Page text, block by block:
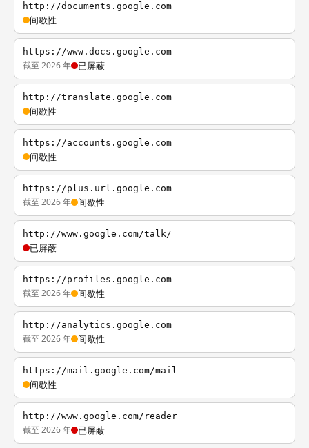
http://documents.google.com
间歇性
https://www.docs.google.com
截至 2026 年 已屏蔽
http://translate.google.com
间歇性
https://accounts.google.com
间歇性
https://plus.url.google.com
截至 2026 年 间歇性
http://www.google.com/talk/
已屏蔽
https://profiles.google.com
截至 2026 年 间歇性
http://analytics.google.com
截至 2026 年 间歇性
https://mail.google.com/mail
间歇性
http://www.google.com/reader
截至 2026 年 已屏蔽